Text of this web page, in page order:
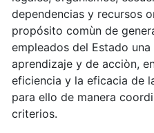
dependencias y recursos
propósito comùn de
empleados del Estado
aprendizaje y de acciòn,
eficiencia y la eficacia de
para ello de manera
criterios.